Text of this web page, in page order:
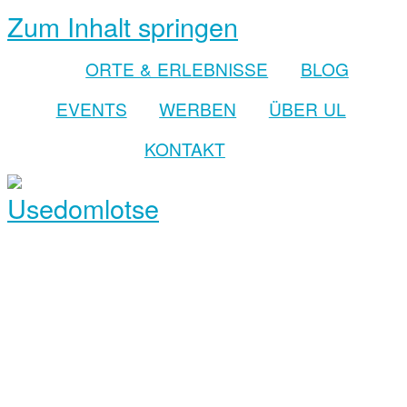
Zum Inhalt springen
ORTE & ERLEBNISSE
BLOG
EVENTS
WERBEN
ÜBER UL
KONTAKT